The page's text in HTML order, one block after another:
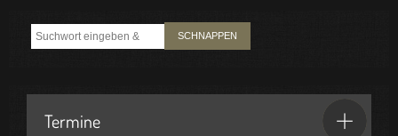
SCHNAPPEN
Termine